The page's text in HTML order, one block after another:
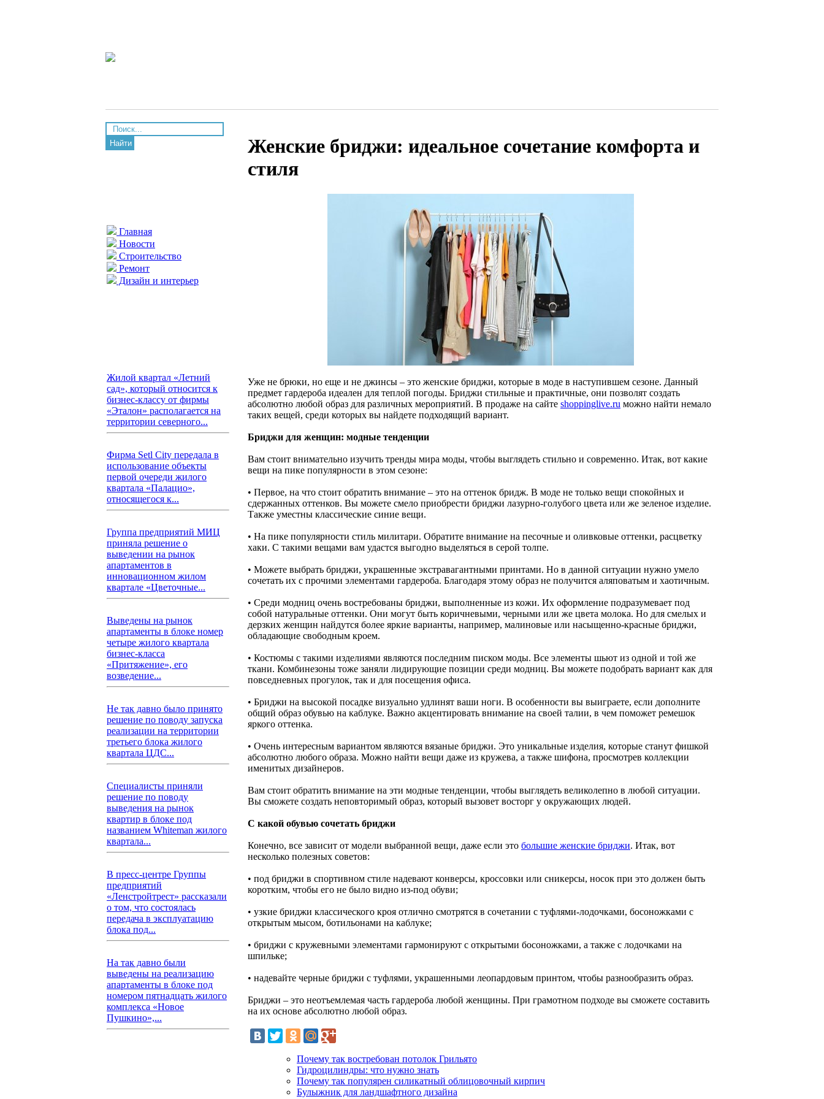
Найти
Главная
Новости
Строительство
Ремонт
Дизайн и интерьер
Жилой квартал «Летний
сад», который относится к
бизнес-классу от фирмы
«Эталон» располагается на
территории северного...
Фирма Setl City передала в
использование объекты
первой очереди жилого
квартала «Палацио»,
относящегося к...
Группа предприятий МИЦ
приняла решение о
выведении на рынок
апартаментов в
инновационном жилом
квартале «Цветочные...
Выведены на рынок
апартаменты в блоке номер
четыре жилого квартала
бизнес-класса
«Притяжение», его
возведение...
Не так давно было принято
решение по поводу запуска
реализации на территории
третьего блока жилого
квартала ЦДС...
Специалисты приняли
решение по поводу
выведения на рынок
квартир в блоке под
названием Whiteman жилого
квартала...
В пресс-центре Группы
предприятий
«Ленстройтрест» рассказали
о том, что состоялась
передача в эксплуатацию
блока под...
На так давно были
выведены на реализацию
апартаменты в блоке под
номером пятнадцать жилого
комплекса «Новое
Пушкино»,...
Женские бриджи: идеальное сочетание комфорта и
стиля
Уже не брюки, но еще и не джинсы – это женские бриджи, которые в моде в наступившем сезоне. Данный
предмет гардероба идеален для теплой погоды. Бриджи стильные и практичные, они позволят создать
абсолютно любой образ для различных мероприятий. В продаже на сайте shoppinglive.ru можно найти немало
таких вещей, среди которых вы найдете подходящий вариант.
Бриджи для женщин: модные тенденции
Вам стоит внимательно изучить тренды мира моды, чтобы выглядеть стильно и современно. Итак, вот какие
вещи на пике популярности в этом сезоне:
• Первое, на что стоит обратить внимание – это на оттенок бридж. В моде не только вещи спокойных и
сдержанных оттенков. Вы можете смело приобрести бриджи лазурно-голубого цвета или же зеленое изделие.
Также уместны классические синие вещи.
• На пике популярности стиль милитари. Обратите внимание на песочные и оливковые оттенки, расцветку
хаки. С такими вещами вам удастся выгодно выделяться в серой толпе.
• Можете выбрать бриджи, украшенные экстравагантными принтами. Но в данной ситуации нужно умело
сочетать их с прочими элементами гардероба. Благодаря этому образ не получится аляповатым и хаотичным.
• Среди модниц очень востребованы бриджи, выполненные из кожи. Их оформление подразумевает под
собой натуральные оттенки. Они могут быть коричневыми, черными или же цвета молока. Но для смелых и
дерзких женщин найдутся более яркие варианты, например, малиновые или насыщенно-красные бриджи,
обладающие свободным кроем.
• Костюмы с такими изделиями являются последним писком моды. Все элементы шьют из одной и той же
ткани. Комбинезоны тоже заняли лидирующие позиции среди модниц. Вы можете подобрать вариант как для
повседневных прогулок, так и для посещения офиса.
• Бриджи на высокой посадке визуально удлинят ваши ноги. В особенности вы выиграете, если дополните
общий образ обувью на каблуке. Важно акцентировать внимание на своей талии, в чем поможет ремешок
яркого оттенка.
• Очень интересным вариантом являются вязаные бриджи. Это уникальные изделия, которые станут фишкой
абсолютно любого образа. Можно найти вещи даже из кружева, а также шифона, просмотрев коллекции
именитых дизайнеров.
Вам стоит обратить внимание на эти модные тенденции, чтобы выглядеть великолепно в любой ситуации.
Вы сможете создать неповторимый образ, который вызовет восторг у окружающих людей.
С какой обувью сочетать бриджи
Конечно, все зависит от модели выбранной вещи, даже если это большие женские бриджи. Итак, вот
несколько полезных советов:
• под бриджи в спортивном стиле надевают конверсы, кроссовки или сникерсы, носок при это должен быть
коротким, чтобы его не было видно из-под обуви;
• узкие бриджи классического кроя отлично смотрятся в сочетании с туфлями-лодочками, босоножками с
открытым мысом, ботильонами на каблуке;
• бриджи с кружевными элементами гармонируют с открытыми босоножками, а также с лодочками на
шпильке;
• надевайте черные бриджи с туфлями, украшенными леопардовым принтом, чтобы разнообразить образ.
Бриджи – это неотъемлемая часть гардероба любой женщины. При грамотном подходе вы сможете составить
на их основе абсолютно любой образ.
Почему так востребован потолок Грильято
Гидроцилиндры: что нужно знать
Почему так популярен силикатный облицовочный кирпич
Булыжник для ландшафтного дизайна